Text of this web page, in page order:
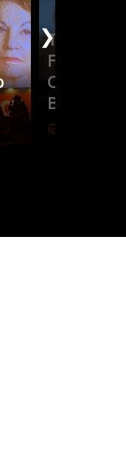
Tudo
Filmes
Cristina
Brasileiro
❯